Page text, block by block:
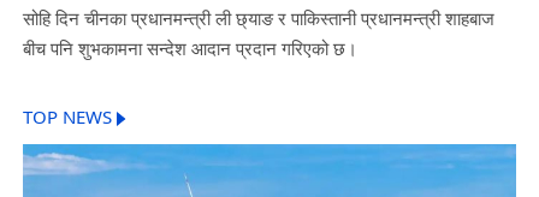
सोहि दिन चीनका प्रधानमन्त्री ली छ्याङ र पाकिस्तानी प्रधानमन्त्री शाहबाज
बीच पनि शुभकामना सन्देश आदान प्रदान गरिएको छ।
TOP NEWS